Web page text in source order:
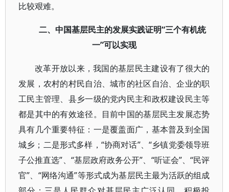
比较艰难。
二、中国基层民主的发展实践证明“三个有机统
一”可以实现
改革开放以来，我国的基层民主建设有了很大的
发展，农村的村民自治、城市的社区自治、企业的职
工民主管理、县乡一级的党内民主和政权建设民主等
都是其中的有效途径。目前中国的基层民主发展态势
具有几个重要特征：一是覆盖面广，基本普及到全国
城乡；二是形式多样，“协商对话”、“乡镇党委领导班
子公推直选”、“基层政府政务公开”、“听证会”、“民评
官”、“网络沟通”等形式成为基层民主最为活跃的组成